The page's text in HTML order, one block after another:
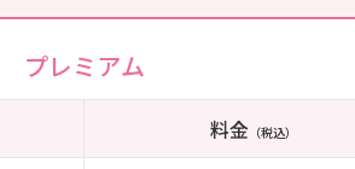
プレミアム
料金（税込）